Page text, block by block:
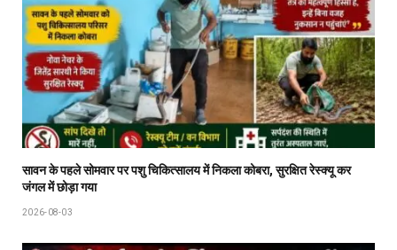
सावन के पहले सोमवार पर पशु चिकित्सालय में निकला कोबरा, सुरक्षित रेस्क्यू कर
जंगल में छोड़ा गया
2026-08-03